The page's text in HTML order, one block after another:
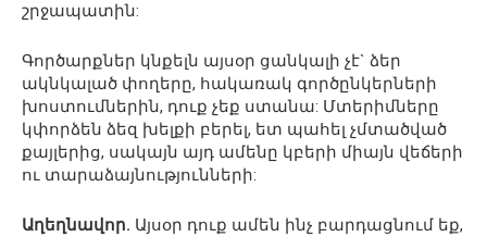
շրջապատին:
Գործարքներ կնքելն այսօր ցանկալի չէ` ձեր
ակնկալած փողերը, հակառակ գործընկերների
խոստումներին, դուք չեք ստանա: Մտերիմները
կփորձեն ձեզ խելքի բերել, ետ պահել չմտածված
քայլերից, սակայն այդ ամենը կբերի միայն վեճերի
ու տարաձայնությունների:
Աղեղնավոր. Այսօր դուք ամեն ինչ բարդացնում եք,